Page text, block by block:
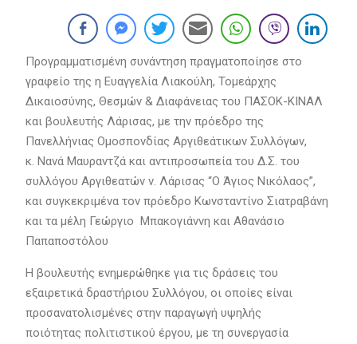
Προγραμματισμένη συνάντηση πραγματοποίησε στο
γραφείο της η Ευαγγελία Λιακούλη, Τομεάρχης
Δικαιοσύνης, Θεσμών & Διαφάνειας του ΠΑΣΟΚ-ΚΙΝΑΛ
και βουλευτής Λάρισας, με την πρόεδρο της
Πανελλήνιας Ομοσπονδίας Αργιθεάτικων Συλλόγων,
κ. Νανά Μαυραντζά και αντιπροσωπεία του Δ.Σ. του
συλλόγου Αργιθεατών ν. Λάρισας “Ο Άγιος Νικόλαος”,
και συγκεκριμένα τον πρόεδρο Κωνσταντίνο Σιατραβάνη
και τα μέλη Γεώργιο Μπακογιάννη και Αθανάσιο
Παπαποστόλου
Η βουλευτής ενημερώθηκε για τις δράσεις του
εξαιρετικά δραστήριου Συλλόγου, οι οποίες είναι
προσανατολισμένες στην παραγωγή υψηλής
ποιότητας πολιτιστικού έργου, με τη συνεργασία